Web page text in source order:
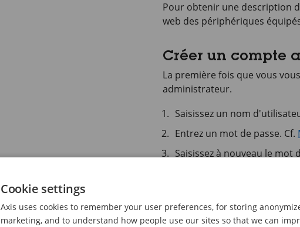
Pour obtenir une description
web des périphériques
Créer un compte
La première fois que vous
administrateur.
Saisissez un nom
Entrez un mot de passe. Cf.
Saisissez à nouveau le mot
Important
Cookie settings
Axis uses cookies to remember your user preferences, for storing
marketing, and to understand how people use our sites so that we can